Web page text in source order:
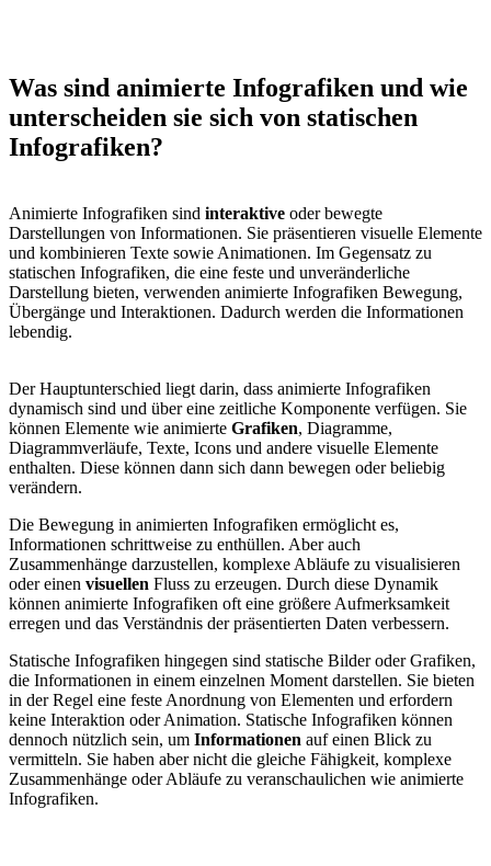
Was sind animierte Infografiken und wie
unterscheiden sie sich von statischen
Infografiken?
Animierte Infografiken sind interaktive oder bewegte
Darstellungen von Informationen. Sie präsentieren visuelle Elemente
und kombinieren Texte sowie Animationen. Im Gegensatz zu
statischen Infografiken, die eine feste und unveränderliche
Darstellung bieten, verwenden animierte Infografiken Bewegung,
Übergänge und Interaktionen. Dadurch werden die Informationen
lebendig.
Der Hauptunterschied liegt darin, dass animierte Infografiken
dynamisch sind und über eine zeitliche Komponente verfügen. Sie
können Elemente wie animierte Grafiken, Diagramme,
Diagrammverläufe, Texte, Icons und andere visuelle Elemente
enthalten. Diese können dann sich dann bewegen oder beliebig
verändern.
Die Bewegung in animierten Infografiken ermöglicht es,
Informationen schrittweise zu enthüllen. Aber auch
Zusammenhänge darzustellen, komplexe Abläufe zu visualisieren
oder einen visuellen Fluss zu erzeugen. Durch diese Dynamik
können animierte Infografiken oft eine größere Aufmerksamkeit
erregen und das Verständnis der präsentierten Daten verbessern.
Statische Infografiken hingegen sind statische Bilder oder Grafiken,
die Informationen in einem einzelnen Moment darstellen. Sie bieten
in der Regel eine feste Anordnung von Elementen und erfordern
keine Interaktion oder Animation. Statische Infografiken können
dennoch nützlich sein, um Informationen auf einen Blick zu
vermitteln. Sie haben aber nicht die gleiche Fähigkeit, komplexe
Zusammenhänge oder Abläufe zu veranschaulichen wie animierte
Infografiken.